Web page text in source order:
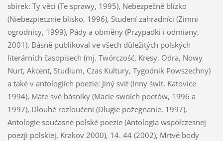
sbírek: Ty věci (Te sprawy, 1995), Nebezpečně blízko
(Niebezpiecznie blisko, 1996), Studení zahradníci (Zimni
ogrodnicy, 1999), Pády a obměny (Przypadki i odmiany,
2001). Básně publikoval ve všech důležitých polských
literárních časopisech (mj. Twórczość, Kresy, Odra, Nowy
Nurt, Akcent, Studium, Czas Kultury, Tygodnik Powszechny)
a také v antologiích poezie: Jiný svit (Inny świt, Katovice
1994), Máte své básníky (Macie swoich poetów, 1996 a
1997), Dlouhé rozloučení (Długie pożegnanie, 1997),
Antologie současné polské poezie (Antologia współczesnej
poezji polskiej, Krakov 2000), 14. 44 (2002), Mrtvé body